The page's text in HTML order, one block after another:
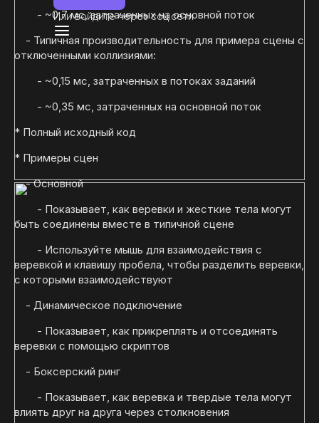
Или войдите через соц.сети
- ~0,7 мс, затраченных на основной поток
- Типичная производительность для примера сцены с
отключенными коллизиями:
- ~0,15 мс, затраченных в потоках заданий
- ~0,35 мс, затраченных на основной поток
* Полный исходный код
* Примеры сцен
- Основной
- Показывает, как веревки и жесткие тела могут
быть соединены вместе в типичной сцене
- Используйте мышь для взаимодействия с
веревкой и клавишу пробела, чтобы разделить веревки,
с которыми взаимодействуют
- Динамическое подключение
- Показывает, как прикреплять и отсоединять
веревки с помощью скриптов
- Боксерский ринг
- Показывает, как веревка и твердые тела могут
влиять друг на друга через столкновения